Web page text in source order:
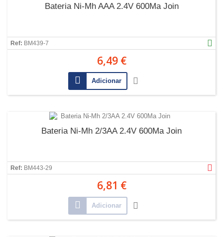
Bateria Ni-Mh AAA 2.4V 600Ma Join
Ref: BM439-7
6,49 €
Adicionar
Bateria Ni-Mh 2/3AA 2.4V 600Ma Join
Ref: BM443-29
6,81 €
Adicionar